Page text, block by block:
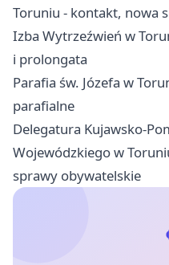
Toruniu - kontakt, nowa
Izba Wytrzeźwień w
i prolongata
Parafia św. Józefa w
parafialne
Delegatura Kujawsko-
Wojewódzkiego w
sprawy obywatelskie